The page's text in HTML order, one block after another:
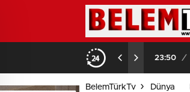
03:08 /
BelemTürkTv Dünya